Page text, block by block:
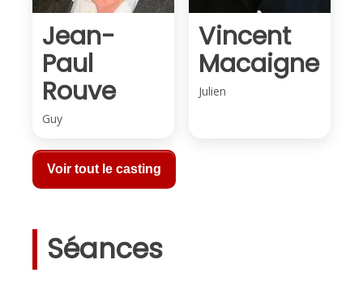
Jean-
Paul
Rouve
Guy
Vincent
Macaigne
Julien
Voir tout le casting
Séances